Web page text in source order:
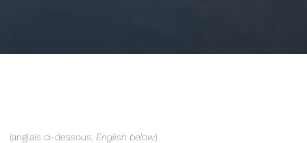
(anglais ci-dessous; English below)